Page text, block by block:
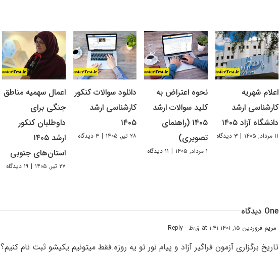
اعلام شهریه
کارشناسی ارشد
دانشگاه آزاد ۱۴۰۵
۱۱ مرداد, ۱۴۰۵ | ۳ دیدگاه
نحوه اعتراض به
کلید سوالات ارشد
۱۴۰۵ (راهنمای
تصویری)
۱ مرداد, ۱۴۰۵ | ۱۱ دیدگاه
دانلود سوالات کنکور
کارشناسی ارشد
۱۴۰۵
۲۸ تیر, ۱۴۰۵ | ۳ دیدگاه
اعمال سهمیه مناطق
جنگی برای
داوطلبان کنکور
ارشد ۱۴۰۵
استان‌های جنوبی
۲۷ تیر, ۱۴۰۵ | ۱۹ دیدگاه
One دیدگاه
مریم فروردین ۱۵, ۱۴۰۱ at ۱:۴۱ ق٫ظ - Reply
تاریخ برگزاری آزمون فراگیر آزاد و پیام نور تو یه روزه.فقط میتونیم یکیشو ثبت نام کنیم؟